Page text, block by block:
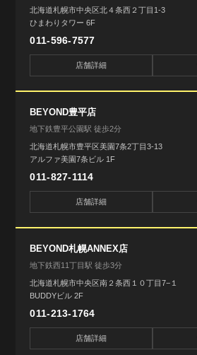
北海道札幌市中央区北４条西２丁目1-3
ひまわりタワー 6F
011-596-7577
店舗詳細
BEYOND豊平店
地下鉄豊平公園駅 徒歩2分
北海道札幌市豊平区美園7条2丁目3-13
アルファ美園7条ビル 1F
011-827-1114
店舗詳細
BEYOND札幌ANNEX店
地下鉄西11丁目駅 徒歩3分
北海道札幌市中央区南２条西１０丁目7−１
BUDDYビル 2F
011-213-1764
店舗詳細